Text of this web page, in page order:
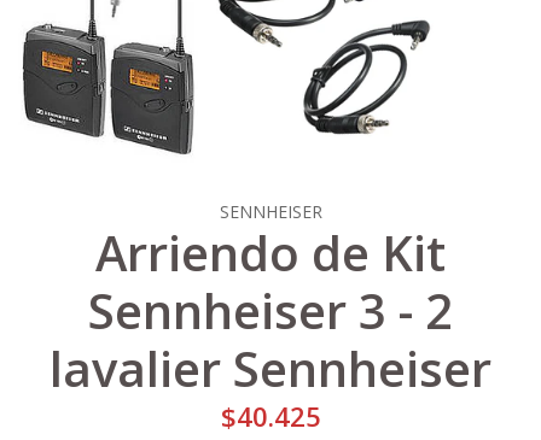
SENNHEISER
Arriendo de Kit
Sennheiser 3 - 2
lavalier Sennheiser
$40.425